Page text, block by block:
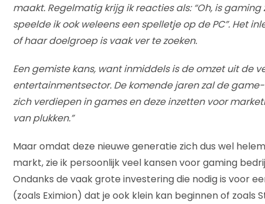
maakt. Regelmatig krijg ik reacties als: “Oh, is gaming
speelde ik ook weleens een spelletje op de PC”. Het
of haar doelgroep is vaak ver te zoeken.
Een gemiste kans, want inmiddels is de omzet uit de
entertainmentsector. De komende jaren zal de
zich verdiepen in games en deze inzetten voor
van plukken.”
Maar omdat deze nieuwe generatie zich dus wel
markt, zie ik persoonlijk veel kansen voor gaming
Ondanks de vaak grote investering die nodig is voor
(zoals Eximion) dat je ook klein kan beginnen of zoals